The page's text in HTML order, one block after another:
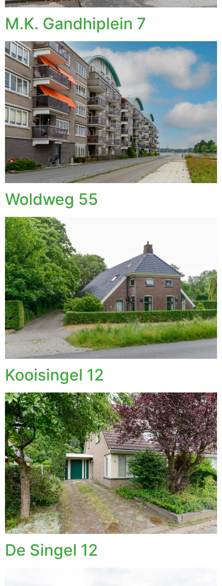
M.K. Gandhiplein 7
Woldweg 55
Kooisingel 12
De Singel 12